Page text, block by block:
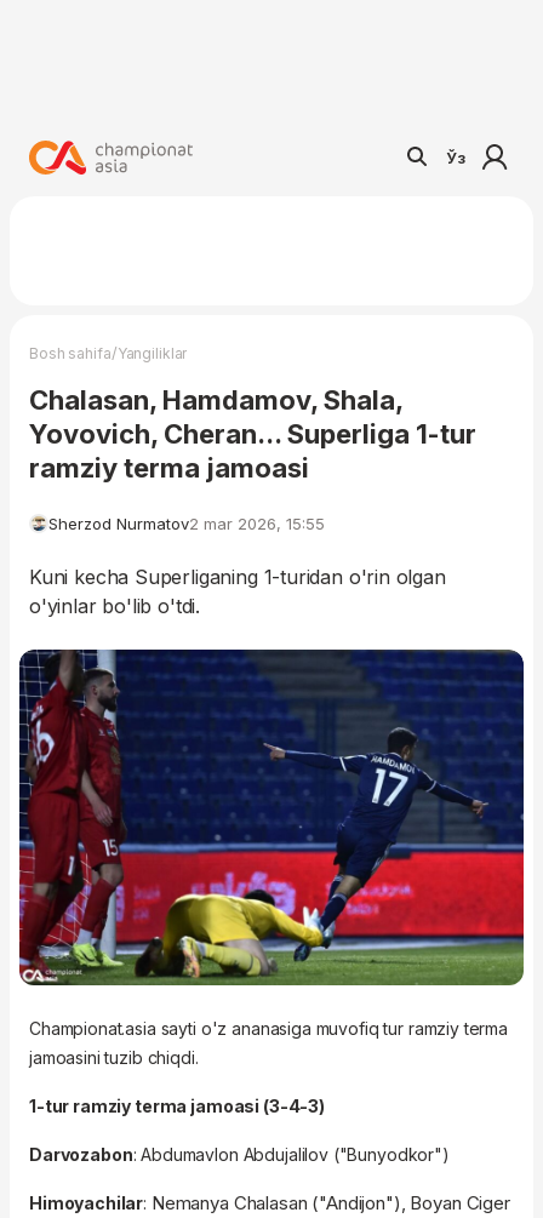
Ўз
Bosh sahifa/Yangiliklar
Chalasan, Hamdamov, Shala,
Yovovich, Cheran... Superliga 1-tur
ramziy terma jamoasi
Sherzod Nurmatov2 mar 2026, 15:55
Kuni kecha Superliganing 1-turidan o'rin olgan
o'yinlar bo'lib o'tdi.
Championat.asia sayti o'z ananasiga muvofiq tur ramziy terma
jamoasini tuzib chiqdi.
1-tur ramziy terma jamoasi (3-4-3)
Darvozabon: Abdumavlon Abdujalilov ("Bunyodkor")
Himoyachilar: Nemanya Chalasan ("Andijon"), Boyan Ciger